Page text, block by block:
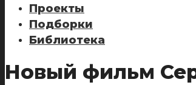
Проекты
Подборки
Библиотека
Новый фильм